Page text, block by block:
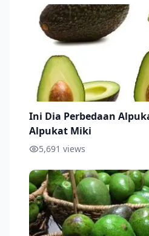
Ini Dia Perbedaan
Alpukat Miki
5,691 views